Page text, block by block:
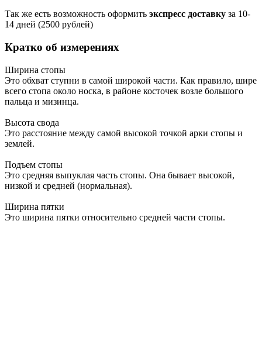
Так же есть возможность оформить экспресс доставку за 10-
14 дней (2500 рублей)
Кратко об измерениях
Ширина стопы
Это обхват ступни в самой широкой части. Как правило, шире
всего стопа около носка, в районе косточек возле большого
пальца и мизинца.
Высота свода
Это расстояние между самой высокой точкой арки стопы и
землей.
Подъем стопы
Это средняя выпуклая часть стопы. Она бывает высокой,
низкой и средней (нормальная).
Ширина пятки
Это ширина пятки относительно средней части стопы.